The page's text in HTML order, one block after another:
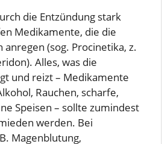
die Entzündung stark
Medikamente, die die
anregen (sog. Procinetika, z.
Alles, was die
und reizt – Medikamente
Rauchen, scharfe,
Speisen – sollte zumindest
werden. Bei
Magenblutung,